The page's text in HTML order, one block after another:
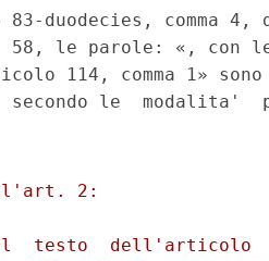
83-duodecies, comma 4,
58, le parole: «, con
114, comma 1»
secondo le  modalita'
2:
testo  dell'articolo